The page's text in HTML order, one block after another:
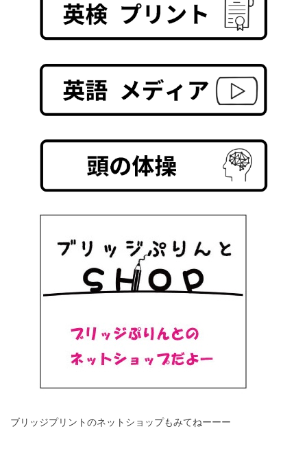
ブリッジプリントのネットショップもみてねーーー